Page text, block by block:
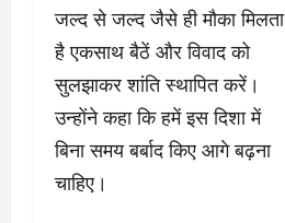
जल्द से जल्द जैसे ही मौका मिलता
है एकसाथ बैठें और विवाद को
सुलझाकर शांति स्थापित करें।
उन्होंने कहा कि हमें इस दिशा में
बिना समय बर्बाद किए आगे बढ़ना
चाहिए।